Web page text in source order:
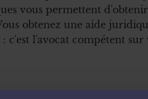
vous permettent
obtenez une aide
c'est l'avocat compétent